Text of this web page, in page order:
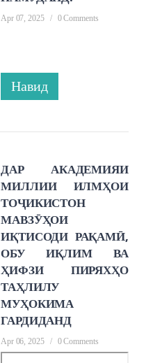
Apr 07, 2025 / 0 Comments
Навид
ДАР АКАДЕМИЯИ
МИЛЛИИ ИЛМҲОИ
ТОҶИКИСТОН
МАВЗӮҲОИ
ИҚТИСОДИ РАҚАМӢ,
ОБУ ИҚЛИМ ВА
ҲИФЗИ ПИРЯХҲО
ТАҲЛИЛУ
МУҲОКИМА
ГАРДИДАНД
Apr 06, 2025 / 0 Comments